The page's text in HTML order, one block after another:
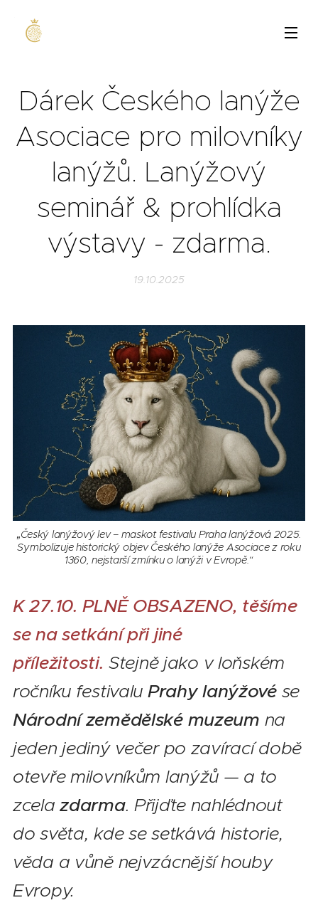
Dárek Českého lanýže
Asociace pro milovníky
lanýžů. Lanýžový
seminář & prohlídka
výstavy - zdarma.
19.10.2025
„Český lanýžový lev – maskot festivalu Praha lanýžová 2025.
Symbolizuje historický objev Českého lanýže Asociace z roku
1360, nejstarší zmínku o lanýži v Evropě.“
K 27.10. PLNĚ OBSAZENO, těšíme
se na setkání při jiné
příležitosti. Stejně jako v loňském
ročníku festivalu Prahy lanýžovése
Národní zemědělské muzeum na
jeden jediný večer po zavírací době
otevře milovníkům lanýžů — a to
zcelazdarma. Přijďte nahlédnout
do světa, kde se setkává historie,
věda a vůně nejvzácnější houby
Evropy.